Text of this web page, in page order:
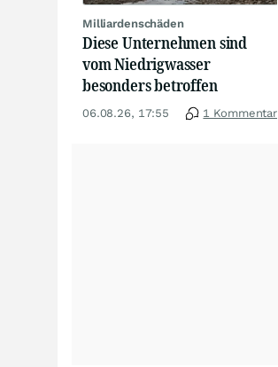
Milliardenschäden
Diese Unternehmen sind
vom Niedrigwasser
besonders betroffen
06.08.26, 17:55 1 Kommentar